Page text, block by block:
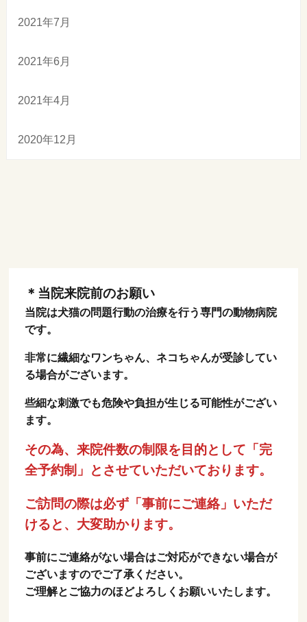
2021年7月
2021年6月
2021年4月
2020年12月
＊当院来院前のお願い
当院は犬猫の問題行動の治療を行う専門の動物病院
です。
非常に繊細なワンちゃん、ネコちゃんが受診してい
る場合がございます。
些細な刺激でも危険や負担が生じる可能性がござい
ます。
その為、来院件数の制限を目的として「完
全予約制」とさせていただいております。
ご訪問の際は必ず「事前にご連絡」いただ
けると、大変助かります。
事前にご連絡がない場合はご対応ができない場合が
ございますのでご了承ください。
ご理解とご協力のほどよろしくお願いいたします。